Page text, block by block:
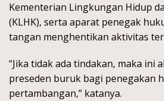
Kementerian Lingkungan Hidup
(KLHK), serta aparat penegak
tangan menghentikan aktivitas
“Jika tidak ada tindakan, maka ini
preseden buruk bagi penegakan
pertambangan,” katanya.